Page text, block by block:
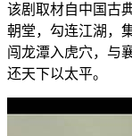
该剧取材自中国古
朝堂，勾连江湖，
闯龙潭入虎穴，与
还天下以太平。